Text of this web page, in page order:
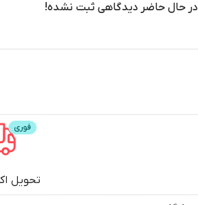
در حال حاضر دیدگاهی ثبت نشده!
تحویل